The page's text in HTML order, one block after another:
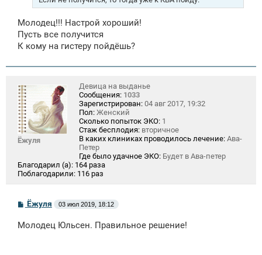
Молодец!!! Настрой хороший!
Пусть все получится
К кому на гистеру пойдёшь?
Ёжуля
Девица на выданье
Сообщения: 1033
Зарегистрирован: 04 авг 2017, 19:32
Пол: Женский
Сколько попыток ЭКО: 1
Стаж бесплодия: вторичное
В каких клиниках проводилось лечение: Ава-
Петер
Где было удачное ЭКО: Будет в Ава-петер
Благодарил (а): 164 раза
Поблагодарили: 116 раз
С
о
б
Ёжуля 03 июл 2019, 18:12
Молодец Юльсен. Правильное решение!